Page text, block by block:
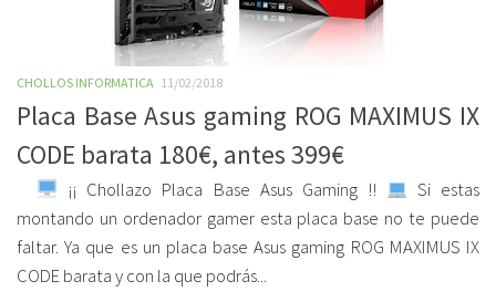
CHOLLOS INFORMATICA 11/02/2018
Placa Base Asus gaming ROG MAXIMUS IX
CODE barata 180€, antes 399€
¡¡ Chollazo Placa Base Asus Gaming !!
Si estas
montando un ordenador gamer esta placa base no te puede
faltar. Ya que es un placa base Asus gaming ROG MAXIMUS IX
CODE barata y con la que podrás...